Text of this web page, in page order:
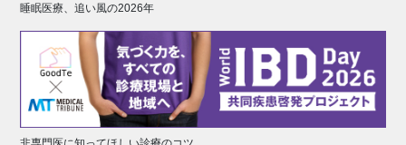
睡眠医療、追い風の2026年